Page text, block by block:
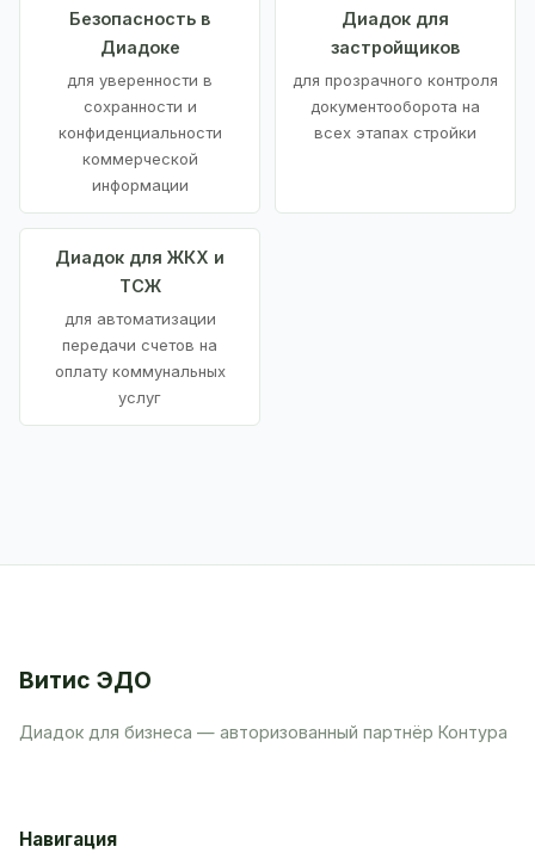
Безопасность в
Диадоке
для уверенности в
сохранности и
конфиденциальности
коммерческой
информации
Диадок для
застройщиков
для прозрачного контроля
документооборота на
всех этапах стройки
Диадок для ЖКХ и
ТСЖ
для автоматизации
передачи счетов на
оплату коммунальных
услуг
Витис ЭДО
Диадок для бизнеса — авторизованный партнёр Контура
Навигация